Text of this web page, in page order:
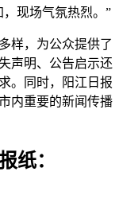
现场气氛热烈。”
样，为公众提供了
声明、公告启示还
。同时，阳江日报
内重要的新闻传播
纸：